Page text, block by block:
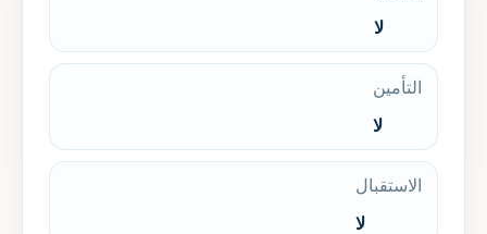
لا
التأمين
لا
الاستقبال
لا